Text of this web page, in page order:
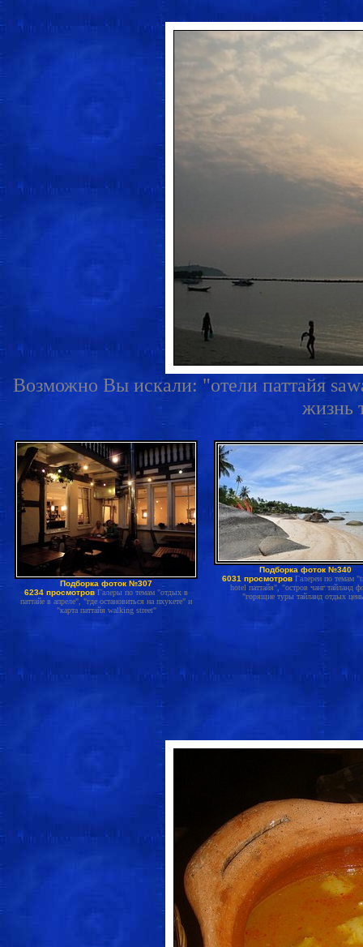
Возможно Вы искали: "отели паттайя
жизнь
Подборка фоток №307
6234 просмотров Галеры по темам "отдых в
паттайе в апреле", "где остановиться на пхукете" и
"карта паттайя walking street"
Подборка фоток №340
6031 просмотров Галереи по темам
hotel паттайя", "остров чанг тайланд
"горящие туры тайланд отдых